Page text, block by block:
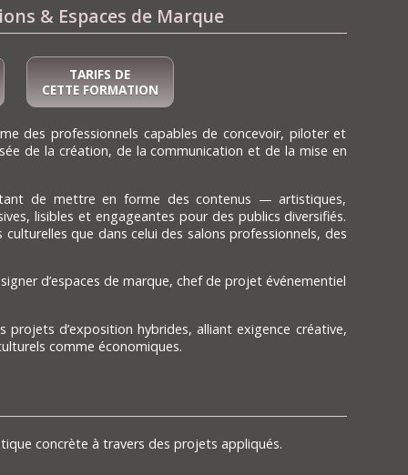
& Espaces de Marque
TARIFS DE
CETTE FORMATION
des professionnels capables de concevoir, piloter et
de la création, de la communication et de la mise en
de mettre en forme des contenus — artistiques,
lisibles et engageantes pour des publics diversifiés.
que dans celui des salons professionnels, des
d’espaces de marque, chef de projet événementiel
projets d’exposition hybrides, alliant exigence créative,
comme économiques.
concrète à travers des projets appliqués.